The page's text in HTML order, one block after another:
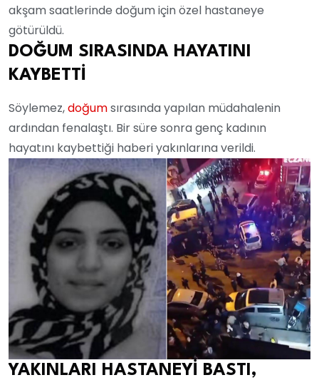
akşam saatlerinde doğum için özel hastaneye
götürüldü.
DOĞUM SIRASINDA HAYATINI
KAYBETTİ
Söylemez,doğumsırasında yapılan müdahalenin
ardından fenalaştı. Bir süre sonra genç kadının
hayatını kaybettiği haberi yakınlarına verildi.
YAKINLARI HASTANEYİ BASTI,